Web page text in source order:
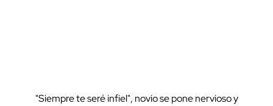
"Siempre te seré infiel", novio se pone nervioso y